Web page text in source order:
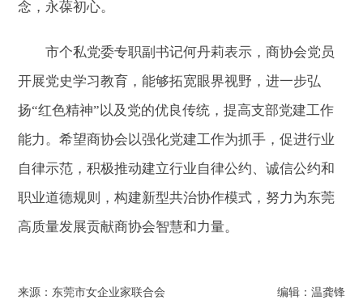
念，永葆初心。
市个私党委专职副书记何丹莉表示，商协会党员
开展党史学习教育，能够拓宽眼界视野，进一步弘
扬“红色精神”以及党的优良传统，提高支部党建工作
能力。希望商协会以强化党建工作为抓手，促进行业
自律示范，积极推动建立行业自律公约、诚信公约和
职业道德规则，构建新型共治协作模式，努力为东莞
高质量发展贡献商协会智慧和力量。
来源：东莞市女企业家联合会 编辑：温龚锋